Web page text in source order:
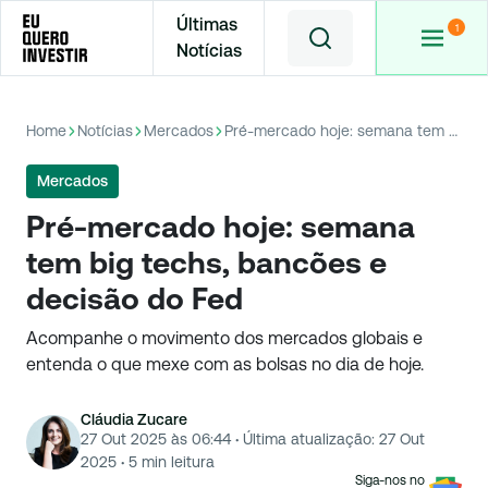
Últimas
Notícias
Home Notícias Mercados Pré-mercado hoje: semana tem big techs, bancões e decisão do Fed
Mercados
Pré-mercado hoje: semana
tem big techs, bancões e
decisão do Fed
Acompanhe o movimento dos mercados globais e
entenda o que mexe com as bolsas no dia de hoje.
Cláudia Zucare
27 Out 2025 às 06:44 · Última atualização: 27 Out
2025 · 5 min leitura
Siga-nos no